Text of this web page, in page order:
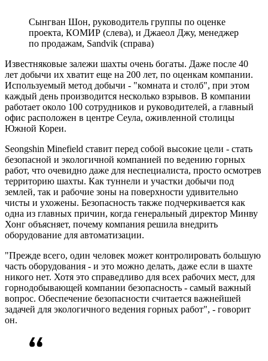
Сынгван Шон, руководитель группы по оценке
проекта, КОМИР (слева), и Джаеол Джу, менеджер
по продажам, Sandvik (справа)
Известняковые залежи шахты очень богаты. Даже после 40
лет добычи их хватит еще на 200 лет, по оценкам компании.
Используемый метод добычи - "комната и столб", при этом
каждый день производится несколько взрывов. В компании
работает около 100 сотрудников и руководителей, а главный
офис расположен в центре Сеула, оживленной столицы
Южной Кореи.
Seongshin Minefield ставит перед собой высокие цели - стать
безопасной и экологичной компанией по ведению горных
работ, что очевидно даже для неспециалиста, просто осмотрев
территорию шахты. Как туннели и участки добычи под
землей, так и рабочие зоны на поверхности удивительно
чисты и ухожены. Безопасность также подчеркивается как
одна из главных причин, когда генеральный директор Минву
Хонг объясняет, почему компания решила внедрить
оборудование для автоматизации.
"Прежде всего, один человек может контролировать большую
часть оборудования - и это можно делать, даже если в шахте
никого нет. Хотя это справедливо для всех рабочих мест, для
горнодобывающей компании безопасность - самый важный
вопрос. Обеспечение безопасности считается важнейшей
задачей для экологичного ведения горных работ", - говорит
он.